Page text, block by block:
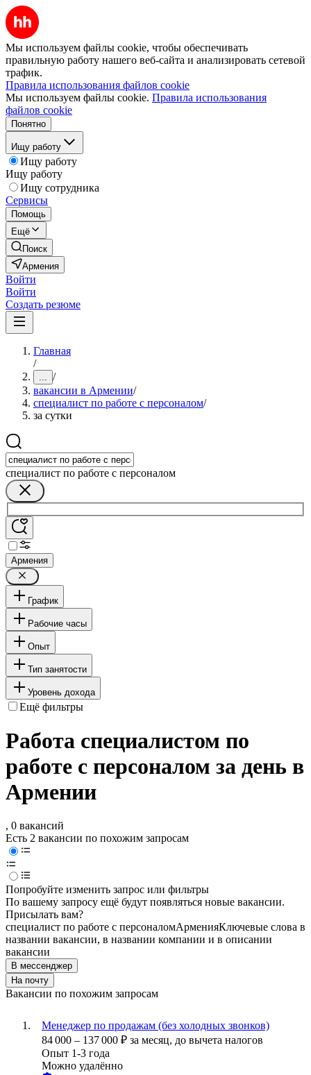
Мы используем файлы cookie, чтобы обеспечивать
правильную работу нашего веб-сайта и анализировать сетевой
трафик.
Правила использования файлов cookie
Мы используем файлы cookie. Правила использования
файлов cookie
Понятно
Ищу работу
Ищу работу
Ищу работу
Ищу сотрудника
Сервисы
Помощь
Ещё
Поиск
Армения
Войти
Войти
Создать резюме
Главная
/
... /
вакансии в Армении/
специалист по работе с персоналом/
за сутки
специалист по работе с персоналом
Армения
График
Рабочие часы
Опыт
Тип занятости
Уровень дохода
Ещё фильтры
Работа специалистом по
работе с персоналом за день в
Армении
, 0 вакансий
Есть 2 вакансии по похожим запросам
Попробуйте изменить запрос или фильтры
По вашему запросу ещё будут появляться новые вакансии.
Присылать вам?
специалист по работе с персоналомАрменияКлючевые слова в
названии вакансии, в названии компании и в описании
вакансии
В мессенджер
На почту
Вакансии по похожим запросам
Менеджер по продажам (без холодных звонков)
84 000 – 137 000 ₽ за месяц, до вычета налогов
Опыт 1-3 года
Можно удалённо